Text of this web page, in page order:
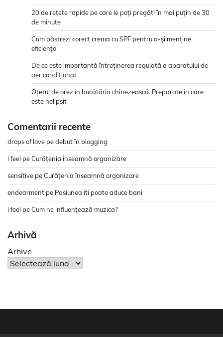
20 de rețete rapide pe care le poți pregăti în mai puțin de 30
de minute
Cum păstrezi corect crema cu SPF pentru a-și menține
eficiența
De ce este importantă întreținerea regulată a aparatului de
aer condiționat
Oțetul de orez în bucătăria chinezească. Preparate în care
este nelipsit
Comentarii recente
drops of love pedebut în blogging
i feel peCurățenia înseamnă organizare
sensitive peCurățenia înseamnă organizare
endearment pe Pasiunea iti poate aduce bani
i feel peCum ne influențează muzica?
Arhivă
Arhive